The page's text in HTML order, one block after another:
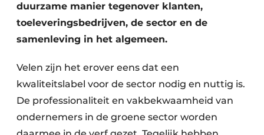
duurzame manier tegenover klanten,
toeleveringsbedrijven, de sector en de
samenleving in het algemeen.
Velen zijn het erover eens dat een
kwaliteitslabel voor de sector nodig en nuttig is.
De professionaliteit en vakbekwaamheid van
ondernemers in de groene sector worden